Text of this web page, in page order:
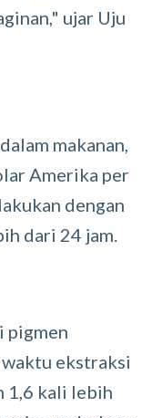
ujar Uju
makanan,
Amerika per
dengan
dari 24 jam.
pigmen
ekstraksi
1,6 kali lebih